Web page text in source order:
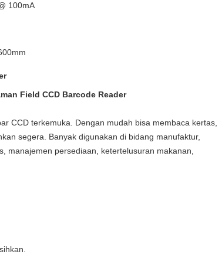
100mA
Field CCD Barcode Reader
CCD terkemuka. Dengan mudah bisa membaca kertas,
segera. Banyak digunakan di bidang manufaktur,
manajemen persediaan, ketertelusuran makanan,